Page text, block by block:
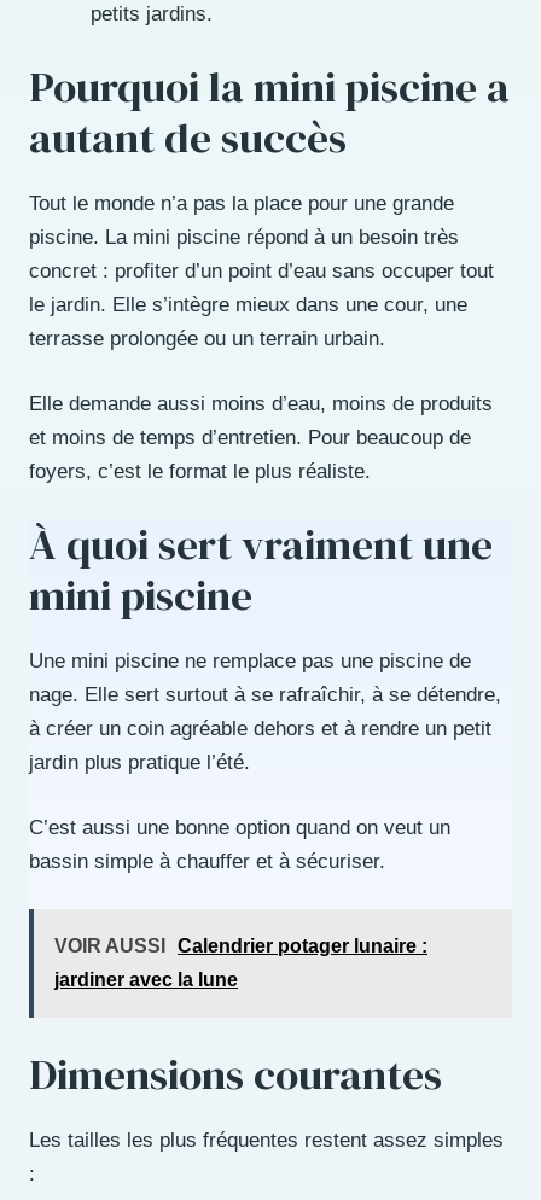
petits jardins.
Pourquoi la mini piscine a
autant de succès
Tout le monde n’a pas la place pour une grande
piscine. La mini piscine répond à un besoin très
concret : profiter d’un point d’eau sans occuper tout
le jardin. Elle s’intègre mieux dans une cour, une
terrasse prolongée ou un terrain urbain.
Elle demande aussi moins d’eau, moins de produits
et moins de temps d’entretien. Pour beaucoup de
foyers, c’est le format le plus réaliste.
À quoi sert vraiment une
mini piscine
Une mini piscine ne remplace pas une piscine de
nage. Elle sert surtout à se rafraîchir, à se détendre,
à créer un coin agréable dehors et à rendre un petit
jardin plus pratique l’été.
C’est aussi une bonne option quand on veut un
bassin simple à chauffer et à sécuriser.
VOIR AUSSI
Calendrier potager lunaire :
jardiner avec la lune
Dimensions courantes
Les tailles les plus fréquentes restent assez simples
: